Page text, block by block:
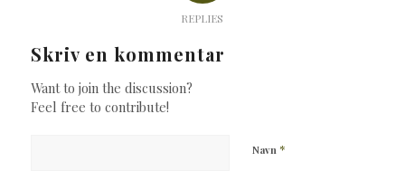
REPLIES
Skriv en kommentar
Want to join the discussion?
Feel free to contribute!
Navn *